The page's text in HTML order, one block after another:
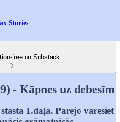
Stories
free on Substack
- Kāpnes uz debesīm
1.daļa. Pārējo varēsiet